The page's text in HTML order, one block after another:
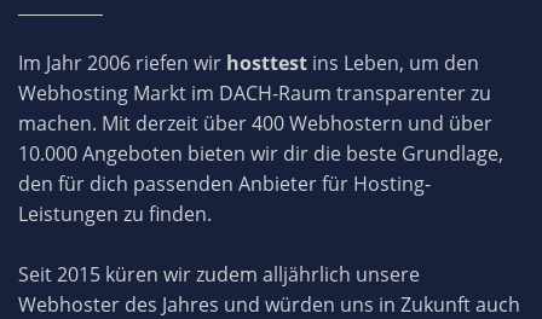
Im Jahr 2006 riefen wir hosttest ins Leben, um den
Webhosting Markt im DACH-Raum transparenter zu
machen. Mit derzeit über 400 Webhostern und über
10.000 Angeboten bieten wir dir die beste Grundlage,
den für dich passenden Anbieter für Hosting-
Leistungen zu finden.
Seit 2015 küren wir zudem alljährlich unsere
Webhoster des Jahres und würden uns in Zukunft auch